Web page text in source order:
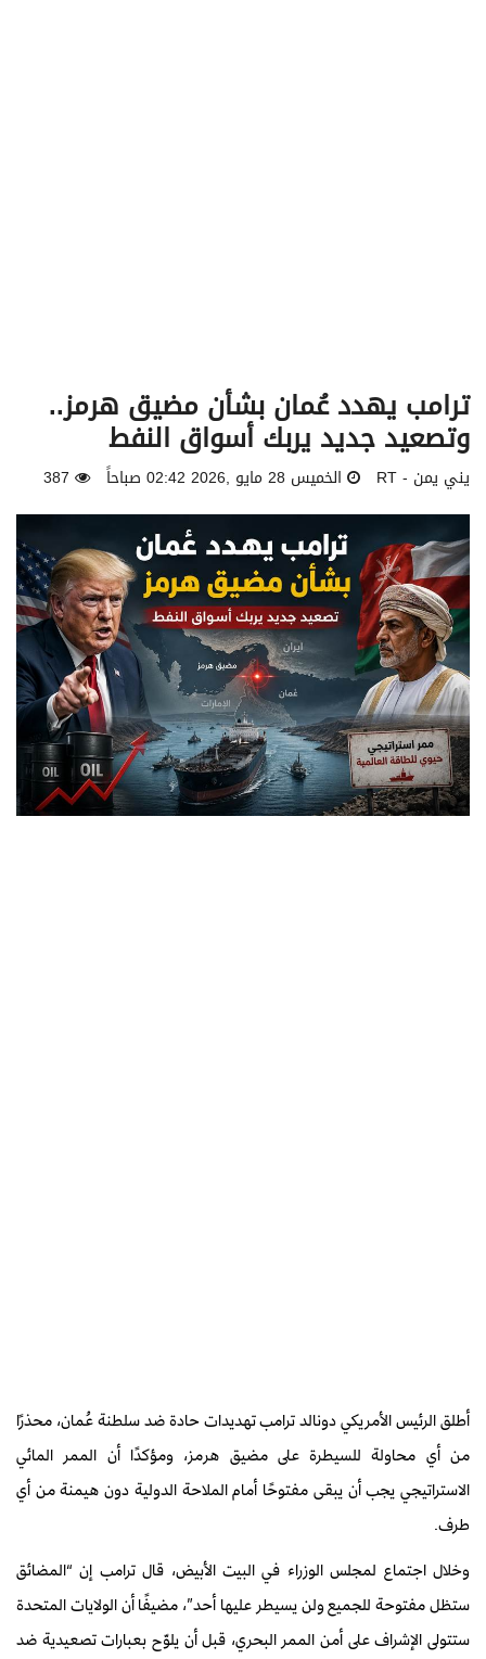
ترامب يهدد عُمان بشأن مضيق هرمز..
وتصعيد جديد يربك أسواق النفط
يني يمن - RT الخميس 28 مايو ,2026 02:42 صباحاً 387
أطلق الرئيس الأمريكي دونالد ترامب تهديدات حادة ضد سلطنة عُمان، محذرًا
من أي محاولة للسيطرة على مضيق هرمز، ومؤكدًا أن الممر المائي
الاستراتيجي يجب أن يبقى مفتوحًا أمام الملاحة الدولية دون هيمنة من أي
طرف.
وخلال اجتماع لمجلس الوزراء في البيت الأبيض، قال ترامب إن “المضائق
ستظل مفتوحة للجميع ولن يسيطر عليها أحد”، مضيفًا أن الولايات المتحدة
ستتولى الإشراف على أمن الممر البحري، قبل أن يلوّح بعبارات تصعيدية ضد